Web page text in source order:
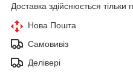
Доставка здійснюється тільки
Нова Пошта
Самовивіз
Делівері